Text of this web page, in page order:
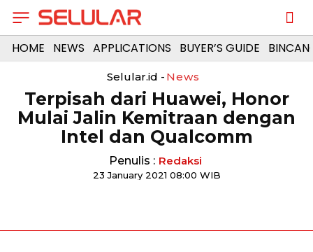
HOME NEWS APPLICATIONS BUYER’S GUIDE
Selular.id - News
Terpisah dari Huawei, Honor
Mulai Jalin Kemitraan dengan
Intel dan Qualcomm
Penulis : Redaksi
23 January 2021 08:00 WIB